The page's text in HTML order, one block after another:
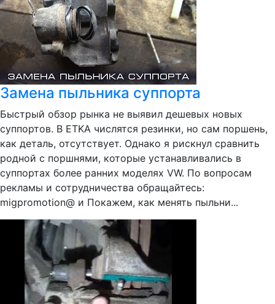
Замена пыльника суппорта
Быстрый обзор рынка не выявил дешевых новых
суппортов. В ETKA числятся резинки, но сам поршень,
как деталь, отсутствует. Однако я рискнул сравнить
родной с поршнями, которые устанавливались в
суппортах более ранних моделях VW. По вопросам
рекламы и сотрудничества обращайтесь:
migpromotion@ и Покажем, как менять пыльни...